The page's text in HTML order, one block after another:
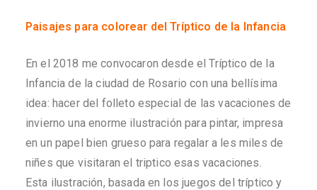
Paisajes para colorear del Tríptico de la Infancia
En el 2018 me convocaron desde el Tríptico de la
Infancia de la ciudad de Rosario con una bellísima
idea: hacer del folleto especial de las vacaciones de
invierno una enorme ilustración para pintar, impresa
en un papel bien grueso para regalar a les miles de
niñes que visitaran el triptico esas vacaciones.
Esta ilustración, basada en los juegos del tríptico y